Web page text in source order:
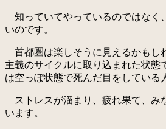
知っていてやっているのではなく
いのです。
首都圏は楽しそうに見えるかもし
主義のサイクルに取り込まれた状態
は空っぽ状態で死んだ目をしている
ストレスが溜まり、疲れ果て、み
います。